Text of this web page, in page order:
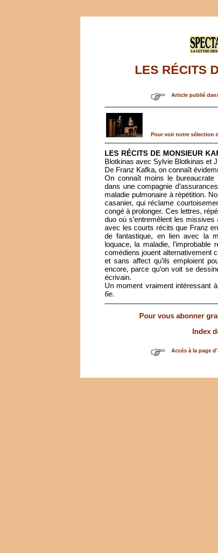
LES RÉCITS
Article publié
Pour voir notre sélection
LES RÉCITS DE MONSIEUR
Blotkinas avec Sylvie Blotkinas et
De Franz Kafka, on connaît
On connaît moins le bureaucrate
dans une compagnie
maladie pulmonaire à répétition.
casanier, qui réclame
congé à prolonger. Ces lettres,
duo où s’entremêlent les
avec les courts récits que Franz
de fantastique, en lien avec la
loquace, la maladie, l’improbable
comédiens jouent alternativement
et sans affect qu’ils emploient
encore, parce qu’on voit se
écrivain.
Un moment vraiment intéressant
6e.
Pour vous abonner
Index
Accès à la page